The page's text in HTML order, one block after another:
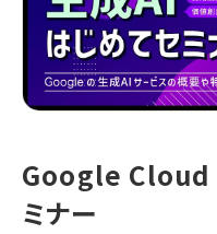
Google Cloud
ミナー